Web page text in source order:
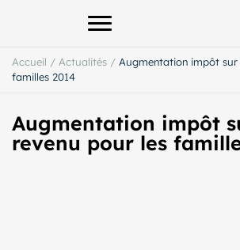
Afficher le menu
Accueil / Actualités / Augmentation impôt sur
familles 2014
Augmentation impôt
revenu pour les